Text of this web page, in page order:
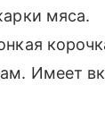
мяса.
Имеет